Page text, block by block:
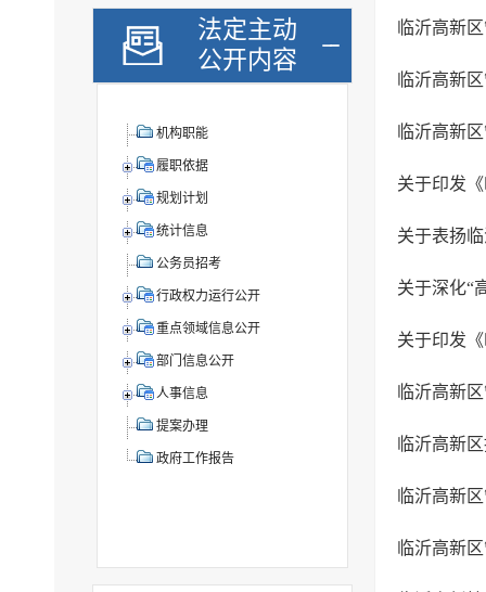
法定主动
公开内容
机构职能
履职依据
规划计划
统计信息
公务员招考
行政权力运行公开
重点领域信息公开
部门信息公开
人事信息
提案办理
政府工作报告
临沂高新
关于深化“
临沂高新
临沂高新